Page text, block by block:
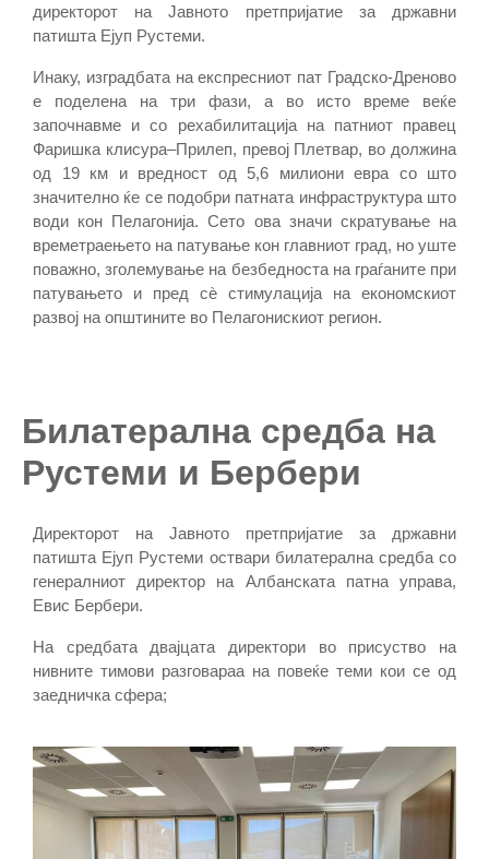
директорот на Јавното претпријатие за државни
патишта Ејуп Рустеми.
Инаку, изградбата на експресниот пат Градско-Дреново
е поделена на три фази, а во исто време веќе
започнавме и со рехабилитација на патниот правец
Фаришка клисура–Прилеп, превој Плетвар, во должина
од 19 км и вредност од 5,6 милиони евра со што
значително ќе се подобри патната инфраструктура што
води кон Пелагонија. Сето ова значи скратување на
времетраењето на патување кон главниот град, но уште
поважно, зголемување на безбедноста на граѓаните при
патувањето и пред сѐ стимулација на економскиот
развој на општините во Пелагонискиот регион.
Билатерална средба на
Рустеми и Бербери
Директорот на Јавното претпријатие за државни
патишта Ејуп Рустеми оствари билатерална средба со
генералниот директор на Албанската патна управа,
Евис Бербери.
На средбата двајцата директори во присуство на
нивните тимови разговараа на повеќе теми кои се од
заедничка сфера;